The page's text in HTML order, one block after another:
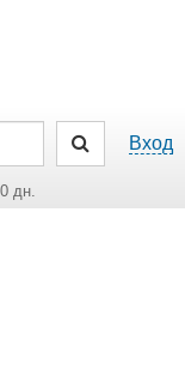
Вход
дн.